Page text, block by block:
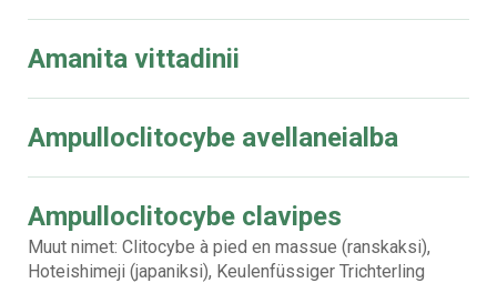
Amanita vittadinii
Ampulloclitocybe avellaneialba
Ampulloclitocybe clavipes
Muut nimet: Clitocybe à pied en massue (ranskaksi),
Hoteishimeji (japaniksi), Keulenfüssiger Trichterling